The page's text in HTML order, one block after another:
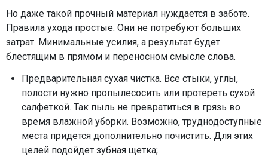
Но даже такой прочный материал нуждается в заботе.
Правила ухода простые. Они не потребуют больших
затрат. Минимальные усилия, а результат будет
блестящим в прямом и переносном смысле слова.
Предварительная сухая чистка. Все стыки, углы,
полости нужно пропылесосить или протереть сухой
салфеткой. Так пыль не превратиться в грязь во
время влажной уборки. Возможно, труднодоступные
места придется дополнительно почистить. Для этих
целей подойдет зубная щетка;